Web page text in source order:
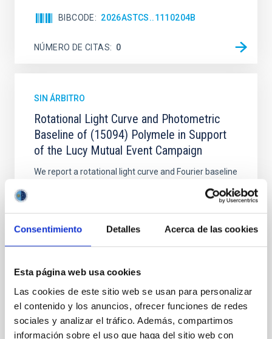
Consentimiento Detalles Acerca de las cookies
Esta página web usa cookies
Las cookies de este sitio web se usan para personalizar
el contenido y los anuncios, ofrecer funciones de redes
sociales y analizar el tráfico. Además, compartimos
información sobre el uso que haga del sitio web con
BIBCODE 2026ASTCS..1110204B
NÚMERO DE CITAS 0
SIN ÁRBITRO
Rotational Light Curve and Photometric
Baseline of (15094) Polymele in Support
of the Lucy Mutual Event Campaign
We report a rotational light curve and Fourier baseline
primary target of the NASA Lucy mission, obtained
Minimization over the combined two-night dataset
yields P rot = 5.762 ± 0.051 hr and a peak-to-peak
Alarcon, Miguel R. et al.
Fecha de publicación: 5 2026